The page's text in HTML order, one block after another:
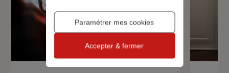
Paramétrer mes cookies
Accepter & fermer